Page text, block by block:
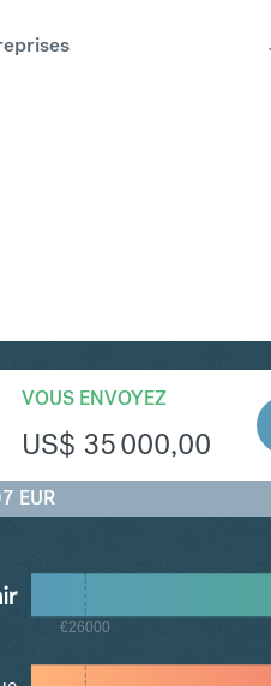
VOUS ENVOYEZ
US$ 35 000,00
EUR
€26000